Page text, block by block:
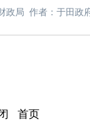
政局 作者：于田政
首页